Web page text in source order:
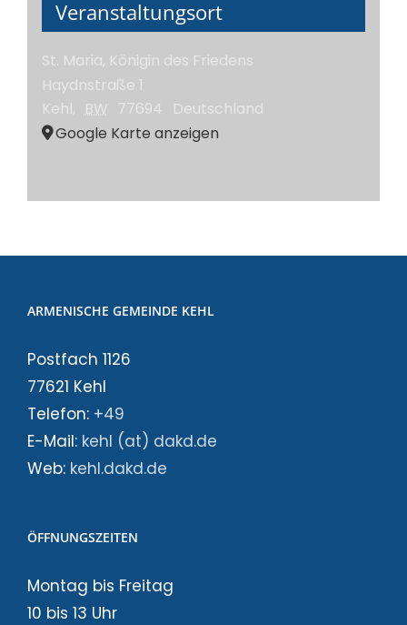
Veranstaltungsort
St. Maria, Königin des Friedens
Haydnstraße 1
Kehl, BW 77694
Deutschland
Google Karte anzeigen
ARMENISCHE GEMEINDE KEHL
Postfach 1126
77621 Kehl
Telefon: +49
E-Mail: kehl (at) dakd.de
Web: kehl.dakd.de
ÖFFNUNGSZEITEN
Montag bis Freitag
10 bis 13 Uhr